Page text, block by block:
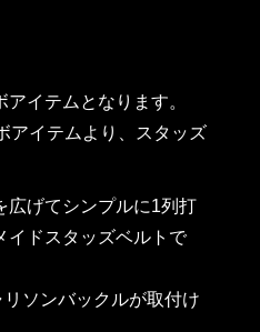
イテムとなります。
アイテムより、スタッズ
広げてシンプルに1列打
イドスタッズベルトで
ソンバックルが取付け